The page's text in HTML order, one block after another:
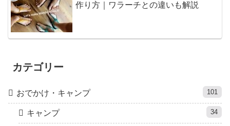
作り方｜ワラーチとの違いも解説
カテゴリー
おでかけ・キャンプ 101
キャンプ 34